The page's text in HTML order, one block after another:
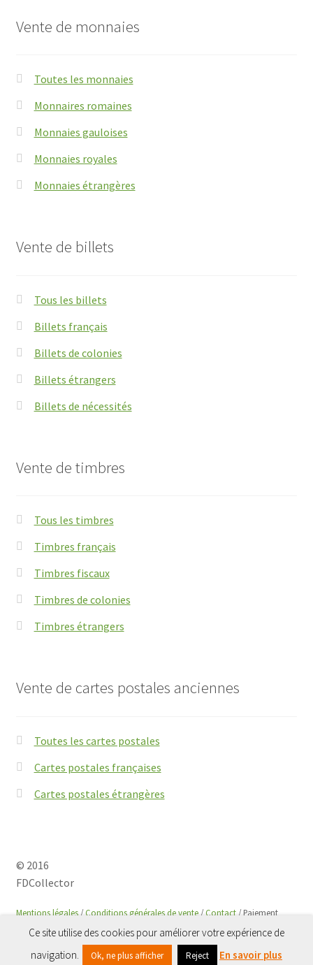
Vente de monnaies
Toutes les monnaies
Monnaires romaines
Monnaies gauloises
Monnaies royales
Monnaies étrangères
Vente de billets
Tous les billets
Billets français
Billets de colonies
Billets étrangers
Billets de nécessités
Vente de timbres
Tous les timbres
Timbres français
Timbres fiscaux
Timbres de colonies
Timbres étrangers
Vente de cartes postales anciennes
Toutes les cartes postales
Cartes postales françaises
Cartes postales étrangères
Recherche
Recherche
© 2016
FDCollector
Mentions légales/Conditions générales de vente/Contact/ Paiement
sécurisé avec
Paypal
Ce site utilise des cookies pour améliorer votre expérience de
navigation.
Ok, ne plus afficher Reject En savoir plus